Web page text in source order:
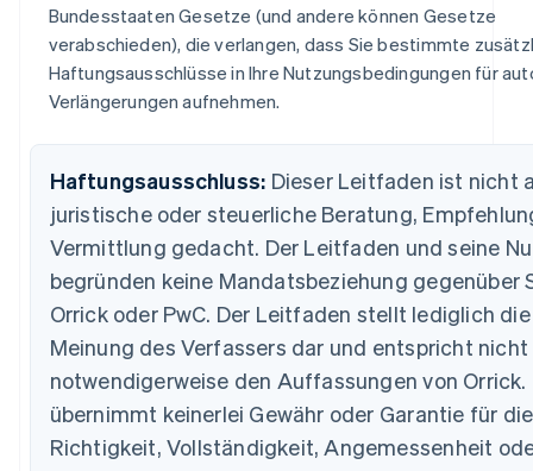
Bundesstaaten Gesetze (und andere können Gesetze
verabschieden), die verlangen, dass Sie bestimmte
Haftungsausschlüsse in Ihre Nutzungsbedingungen für
Verlängerungen aufnehmen.
Haftungsausschluss: Dieser Leitfaden ist nicht
juristische oder steuerliche Beratung,
Vermittlung gedacht. Der Leitfaden und seine
begründen keine Mandatsbeziehung gegenüber
Orrick oder PwC. Der Leitfaden stellt lediglich die
Meinung des Verfassers dar und entspricht nicht
notwendigerweise den Auffassungen von Orrick.
übernimmt keinerlei Gewähr oder Garantie für die
Richtigkeit, Vollständigkeit, Angemessenheit
English
Festlandchina
简体中文English
Finnland
Frankreich
Gibraltar
English
Griechenland
Indien
English
Irland
Italien
ItalianoEnglish
Japan
日本語